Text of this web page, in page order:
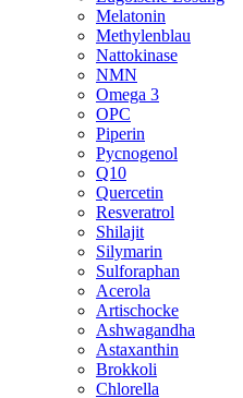
Melatonin
Methylenblau
Nattokinase
NMN
Omega 3
OPC
Piperin
Pycnogenol
Q10
Quercetin
Resveratrol
Shilajit
Silymarin
Sulforaphan
Acerola
Artischocke
Ashwagandha
Astaxanthin
Brokkoli
Chlorella